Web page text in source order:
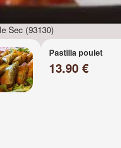
Sec (93130)
Pastilla poulet
13.90 €